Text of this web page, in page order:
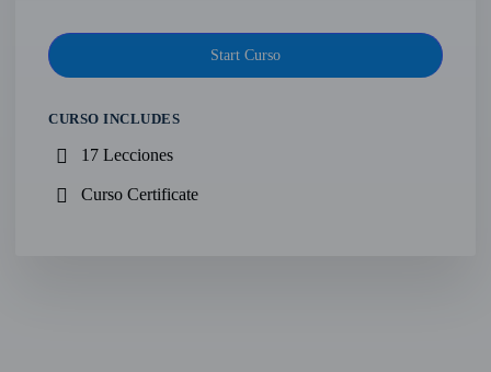
Start Curso
CURSO INCLUDES
17 Lecciones
Curso Certificate